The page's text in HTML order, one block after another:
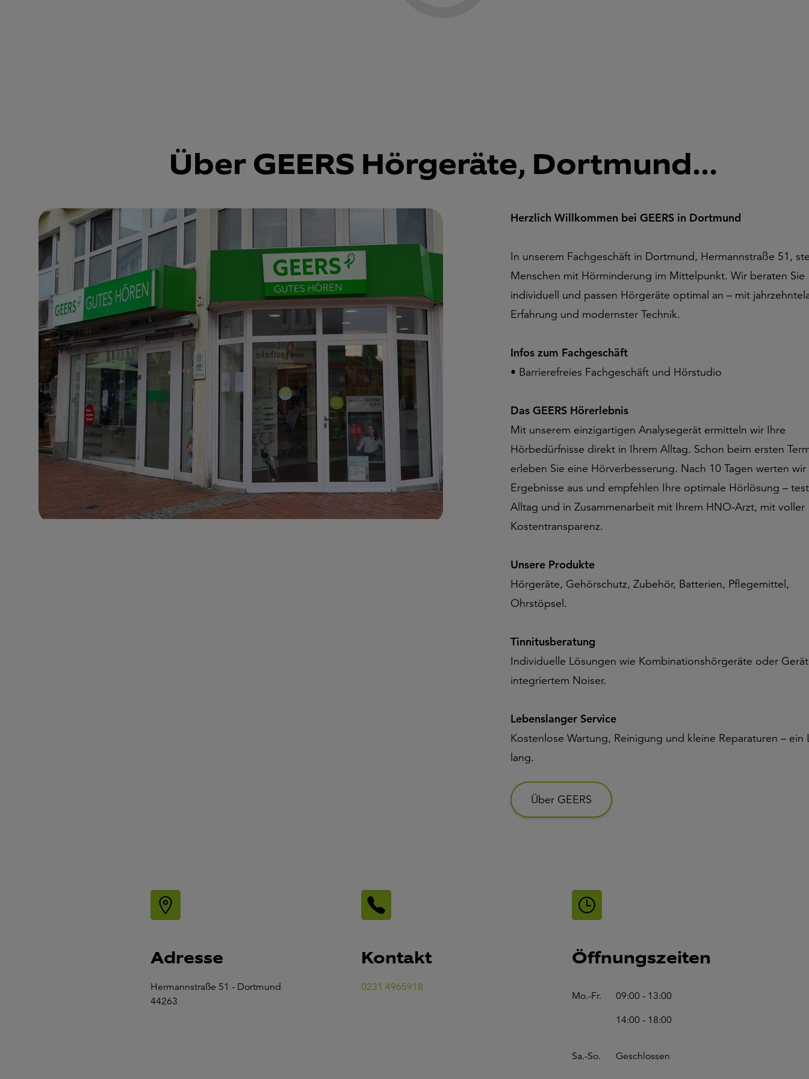
Über GEERS Hörgeräte, Dortmund...
Herzlich Willkommen bei GEERS in Dortmund
In unserem Fachgeschäft in Dortmund, Hermannstraße 51,
Menschen mit Hörminderung im Mittelpunkt. Wir beraten Sie
individuell und passen Hörgeräte optimal an – mit
Erfahrung und modernster Technik.
Infos zum Fachgeschäft
• Barrierefreies Fachgeschäft und Hörstudio
Das GEERS Hörerlebnis
Mit unserem einzigartigen Analysegerät ermitteln wir Ihre
Hörbedürfnisse direkt in Ihrem Alltag. Schon beim ersten
erleben Sie eine Hörverbesserung. Nach 10 Tagen werten
Ergebnisse aus und empfehlen Ihre optimale Hörlösung –
Alltag und in Zusammenarbeit mit Ihrem HNO-Arzt, mit voller
Kostentransparenz.
Unsere Produkte
Hörgeräte, Gehörschutz, Zubehör, Batterien, Pflegemittel,
Ohrstöpsel.
Tinnitusberatung
Individuelle Lösungen wie Kombinationshörgeräte oder
integriertem Noiser.
Lebenslanger Service
Kostenlose Wartung, Reinigung und kleine Reparaturen – ein
lang.
Über GEERS
Adresse
Hermannstraße 51 - Dortmund
44263
Kontakt
0231 4965918
Öffnungszeiten
Mo.-Fr.
09:00 - 13:00
14:00 - 18:00
Sa.-So. Geschlossen